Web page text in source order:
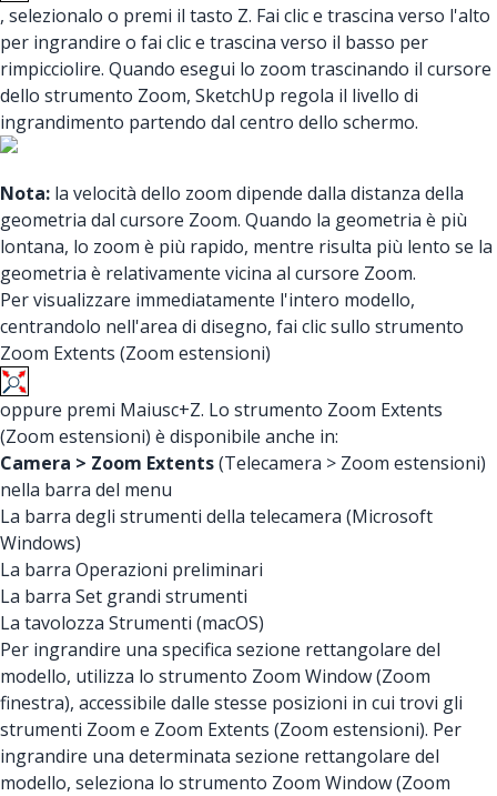
, selezionalo o premi il tasto Z. Fai clic e trascina verso l'alto
per ingrandire o fai clic e trascina verso il basso per
rimpicciolire. Quando esegui lo zoom trascinando il cursore
dello strumento Zoom, SketchUp regola il livello di
ingrandimento partendo dal centro dello schermo.
Nota: la velocità dello zoom dipende dalla distanza della
geometria dal cursore Zoom. Quando la geometria è più
lontana, lo zoom è più rapido, mentre risulta più lento se la
geometria è relativamente vicina al cursore Zoom.
Per visualizzare immediatamente l'intero modello,
centrandolo nell'area di disegno, fai clic sullo strumento
Zoom Extents (Zoom estensioni)
oppure premi Maiusc+Z. Lo strumento Zoom Extents
(Zoom estensioni) è disponibile anche in:
Camera > Zoom Extents(Telecamera > Zoom estensioni)
nella barra del menu
La barra degli strumenti della telecamera (Microsoft
Windows)
La barra Operazioni preliminari
La barra Set grandi strumenti
La tavolozza Strumenti (macOS)
Per ingrandire una specifica sezione rettangolare del
modello, utilizza lo strumento Zoom Window (Zoom
finestra), accessibile dalle stesse posizioni in cui trovi gli
strumenti Zoom e Zoom Extents (Zoom estensioni). Per
ingrandire una determinata sezione rettangolare del
modello, seleziona lo strumento Zoom Window (Zoom